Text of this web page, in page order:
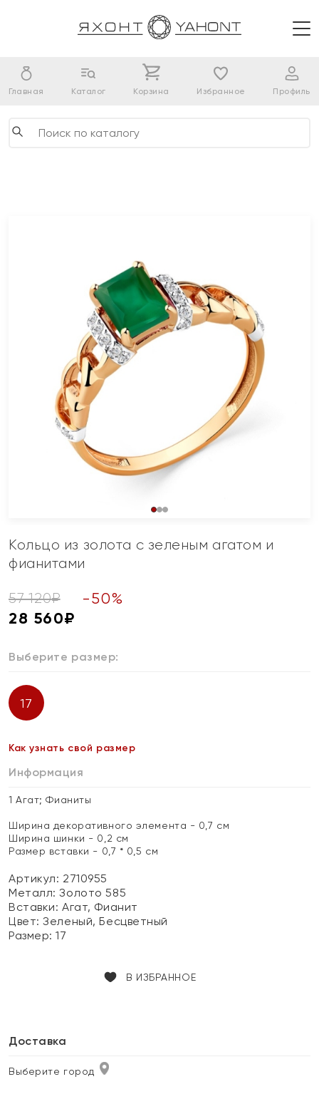
Главная Каталог Корзина Избранное Профиль
Кольцо из золота с зеленым агатом и
фианитами
57 120₽ -50%
28 560₽
Выберите размер:
17
Как узнать свой размер
Информация
1 Агат; Фианиты
Ширина декоративного элемента - 0,7 см
Ширина шинки - 0,2 см
Размер вставки - 0,7 * 0,5 см
Артикул: 2710955
Металл:Золото 585
Вставки:Агат, Фианит
Цвет:Зеленый, Бесцветный
Размер:17
В ИЗБРАННОЕ
Доставка
Выберите город